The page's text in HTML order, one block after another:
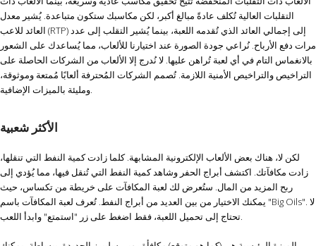
التقلبات العالية تُكلف عادةً مبالغ أكبر، لكن مكاسبك ستكون متباعدة. يُشير معدل
العائد للاعب (RTP) إلى إجمالي العائد الذي تُقدمه اللعبة، بينما يُشير التقلب إلى عدد
مرات دفع الأرباح. نُراعي جودة الصورة عند اختيارنا للألعاب، مما يُساعدك على الشعور
بالانغماس التام في أي لعبة تُراهن عليها. لا نُدرج إلا الألعاب من الشركات الحاصلة على
التراخيص والتراخيص الأمنية اللازمة. تُصمم الشركات المُحترفة ألعابًا مُمتعة وموثوقة،
ومليئة بالميزات الإضافية.
الأكثر شعبية
لكن لا، هناك بعض الألعاب الإلكترونية المشابهة. كلما زادت كمية النفط التي تنقلها،
زادت مكافآتك. اكتشف أبراج الحفر وشاهد كمية النفط التي تُنقل فيها، مما يُؤدي إلى
ربح المزيد من المال. ستُعرض لك لعبة المكافآت على خريطة من تكساس، حيث
يمكنك الاختيار من بين العديد من أبراج النفط. تُعرف لعبة المكافآت باسم "Big Oils". لا
تحتاج إلى تحميل اللعبة، فقط اضغط على زر "استمتع" وابدأ اللعب.